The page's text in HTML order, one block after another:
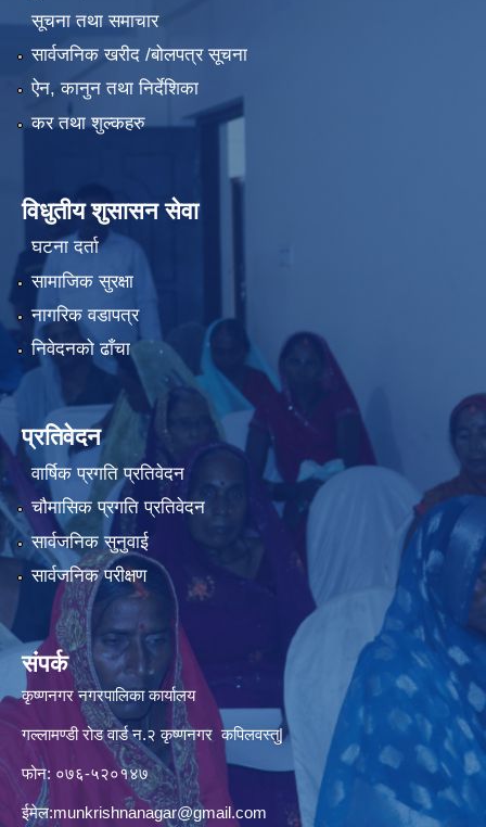
सूचना तथा समाचार
सार्वजनिक खरीद /बोलपत्र सूचना
ऐन, कानुन तथा निर्देशिका
कर तथा शुल्कहरु
विधुतीय शुसासन सेवा
घटना दर्ता
सामाजिक सुरक्षा
नागरिक वडापत्र
निवेदनको ढाँचा
प्रतिवेदन
वार्षिक प्रगति प्रतिवेदन
चौमासिक प्रगति प्रतिवेदन
सार्वजनिक सुनुवाई
सार्वजनिक परीक्षण
संपर्क
कृष्णनगर नगरपालिका कार्यालय
गल्लामण्डी रोड वार्ड न.२ कृष्णनगर कपिलवस्तु|
फोन: ०७६-५२०१४७
ईमेल:munkrishnanagar@gmail.com